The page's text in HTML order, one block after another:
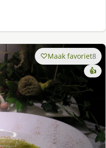
Maak favoriet8
👍